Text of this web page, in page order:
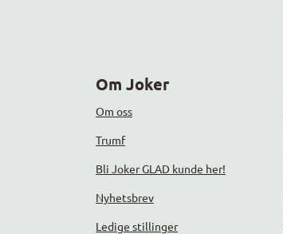
Om Joker
Om oss
Trumf
Bli Joker GLAD kunde her!
Nyhetsbrev
Ledige stillinger